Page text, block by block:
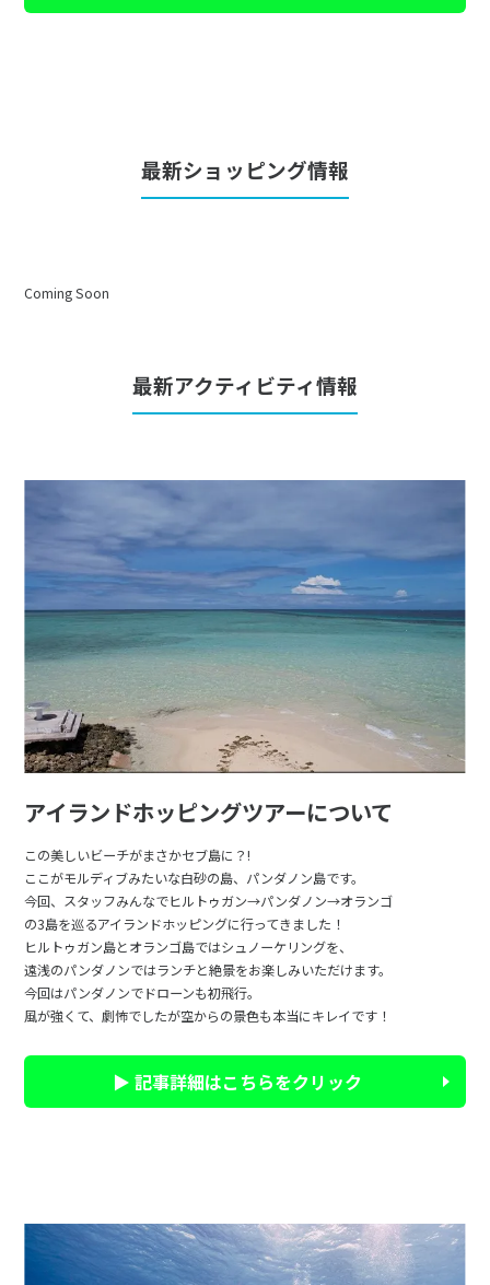
最新ショッピング情報
Coming Soon
最新アクティビティ情報
アイランドホッピングツアーについて
この美しいビーチがまさかセブ島に？!
ここがモルディブみたいな白砂の島、パンダノン島です。
今回、スタッフみんなでヒルトゥガン→パンダノン→オランゴ
の3島を巡るアイランドホッピングに行ってきました！
ヒルトゥガン島とオランゴ島ではシュノーケリングを、
遠浅のパンダノンではランチと絶景をお楽しみいただけます。
今回はパンダノンでドローンも初飛行。
風が強くて、劇怖でしたが空からの景色も本当にキレイです！
▶ 記事詳細はこちらをクリック